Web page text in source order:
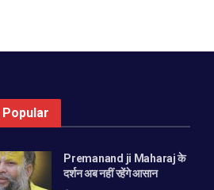
Premanand ji Maharaj के
दर्शन अब नहीं रहेंगे आसान